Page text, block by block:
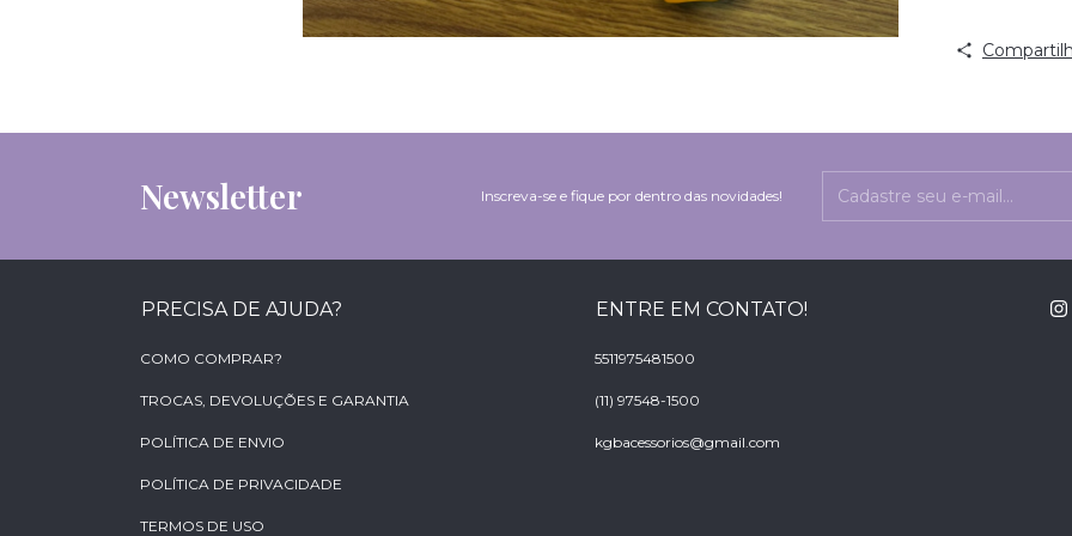
Newsletter Inscreva-se e fique por dentro das novidades!
PRECISA DE AJUDA?
COMO COMPRAR?
TROCAS, DEVOLUÇÕES E GARANTIA
POLÍTICA DE ENVIO
POLÍTICA DE PRIVACIDADE
TERMOS DE USO
ENTRE EM CONTATO!
5511975481500
(11) 97548-1500
kgbacessorios@gmail.com